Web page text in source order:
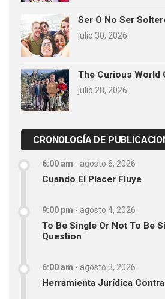
Ser O No Ser
julio 30, 2026
The Curious World
julio 28, 2026
CRONOLOGÍA DE
6:00 am - agosto 6, 2026
Cuando El Placer Fluye
9:00 pm - agosto 4, 2026
To Be Single Or Not To Be
Question
6:00 am - agosto 3, 2026
Herramienta Jurídica